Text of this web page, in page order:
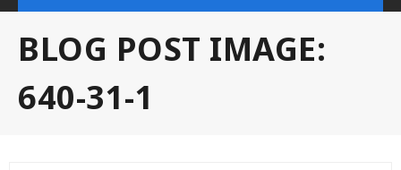
BLOG POST IMAGE:
640-31-1